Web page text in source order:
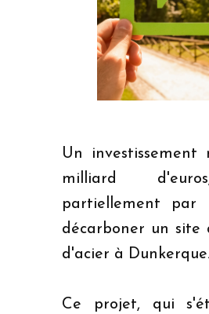
Décarbonation
de
Un investissement
milliard
partiellement par
décarboner un site
d'acier à Dunkerque.
Ce projet, qui